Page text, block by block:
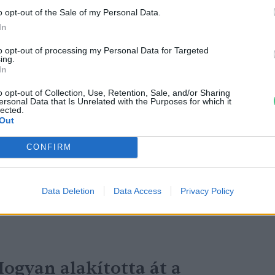
opt-out of the Sale of my Personal Data.
opt-out of processing my Personal Data for Targeted
opt-out of Collection, Use, Retention, Sale, and/or Sharing
Data that Is Unrelated with the Purposes for which it
CONFIRM
Data Deletion Data Access Privacy Policy
a hazai
az új anódfejlesztő
Szemle
alakította át a